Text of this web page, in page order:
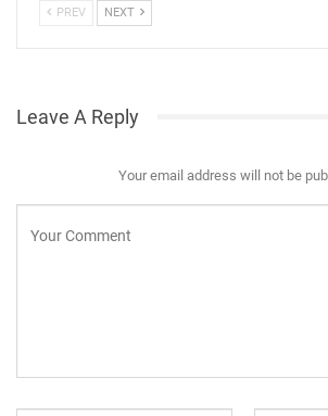
PREV NEXT
Leave A Reply
Your email address will not be